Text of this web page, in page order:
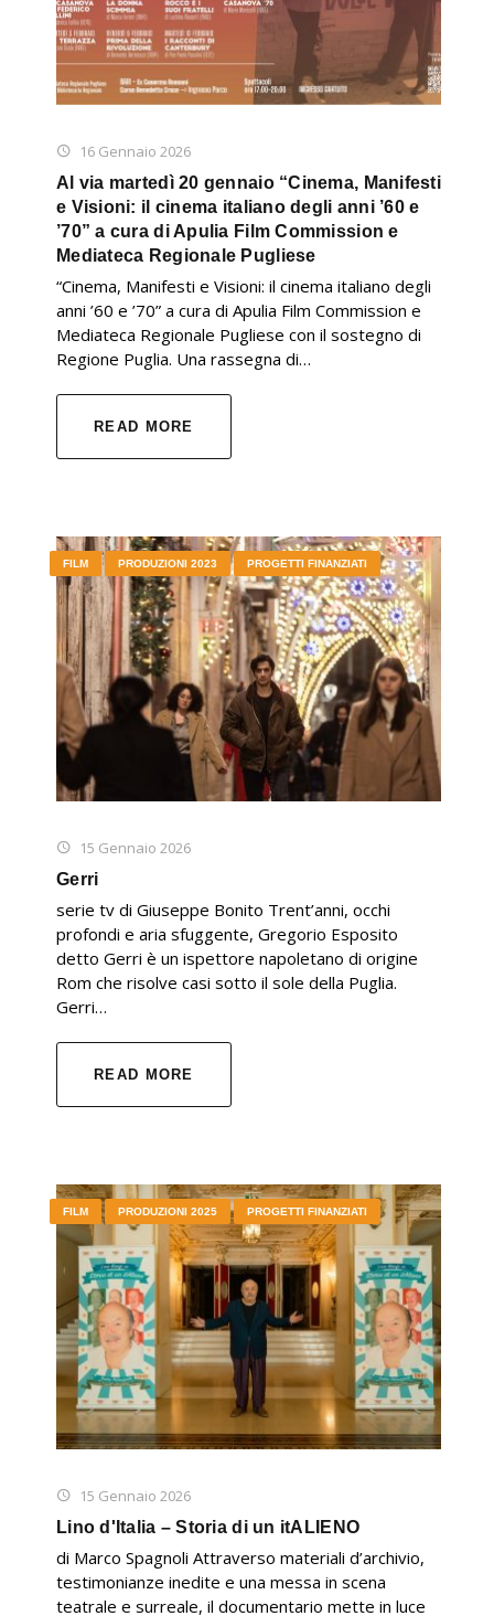
16 Gennaio 2026
Al via martedì 20 gennaio “Cinema, Manifesti
e Visioni: il cinema italiano degli anni ’60 e
’70” a cura di Apulia Film Commission e
Mediateca Regionale Pugliese
“Cinema, Manifesti e Visioni: il cinema italiano degli
anni ’60 e ’70” a cura di Apulia Film Commission e
Mediateca Regionale Pugliese con il sostegno di
Regione Puglia. Una rassegna di…
READ MORE
15 Gennaio 2026
FILM PRODUZIONI 2023 PROGETTI FINANZIATI
Gerri
serie tv di Giuseppe Bonito Trent’anni, occhi
profondi e aria sfuggente, Gregorio Esposito
detto Gerri è un ispettore napoletano di origine
Rom che risolve casi sotto il sole della Puglia.
Gerri…
READ MORE
15 Gennaio 2026
FILM PRODUZIONI 2025 PROGETTI FINANZIATI
Lino d'Italia – Storia di un itALIENO
di Marco Spagnoli Attraverso materiali d’archivio,
testimonianze inedite e una messa in scena
teatrale e surreale, il documentario mette in luce